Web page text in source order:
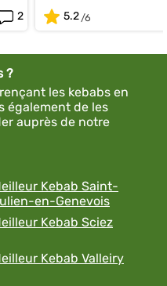
2
5.2
?
les kebabs en
également de les
auprès de notre
Kebab Saint-
en-Genevois
Kebab Sciez
Kebab Valleiry